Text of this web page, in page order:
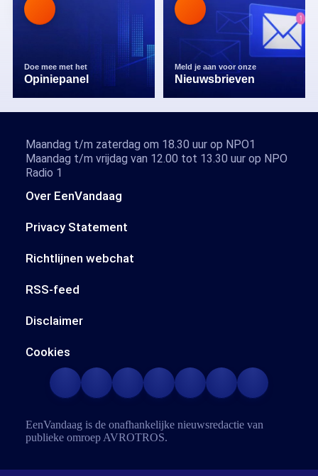
Doe mee met het
Opiniepanel
Meld je aan voor onze
Nieuwsbrieven
Over EenVandaag
Privacy Statement
Richtlijnen webchat
RSS-feed
Disclaimer
Cookies
Maandag t/m zaterdag om 18.30 uur op NPO1
Maandag t/m vrijdag van 12.00 tot 13.30 uur op NPO
Radio 1
EenVandaag is de onafhankelijke nieuwsredactie van
publieke omroep AVROTROS.